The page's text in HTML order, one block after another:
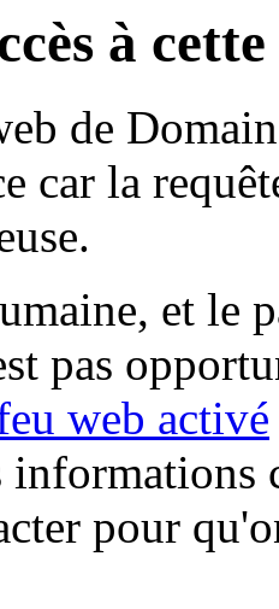
à
de
car la
et le
pas
web activé
informations
pour